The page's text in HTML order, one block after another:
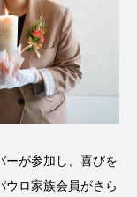
が参加し、喜びを
ウロ家族会員がさら